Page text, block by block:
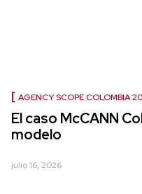
AGENCY SCOPE COLOMBIA
El caso McCANN
modelo
julio 16, 2026